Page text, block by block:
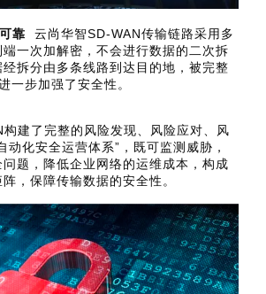
可靠云尚华智SD-WAN传输链路采用多
一次加解密，不会进行数据的二次拆
拆分由多条线路到达目的地，被完整
一步加强了安全性。
建了完整的风险发现、风险应对、风
动化安全运营体系”，既可监测威胁，
题，降低企业网络的运维成本，构成
，保障传输数据的安全性。